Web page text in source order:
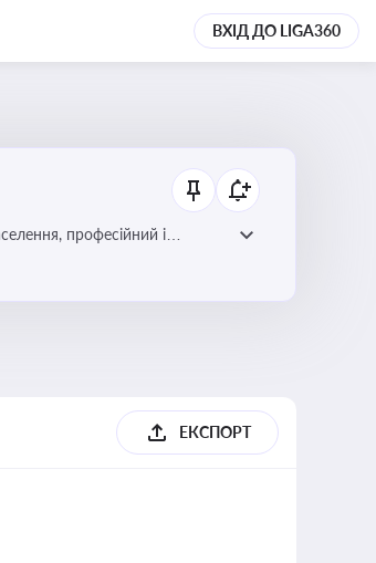
ВХІД ДО LIGA360
професійний і
ЕКСПОРТ